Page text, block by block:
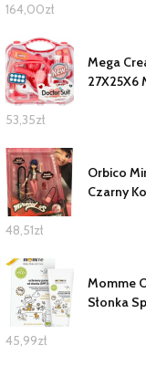
164,00zł
Mega
27X25X6
53,35zł
Orbico
Czarny
48,51zł
Momme
Słonka
45,99zł